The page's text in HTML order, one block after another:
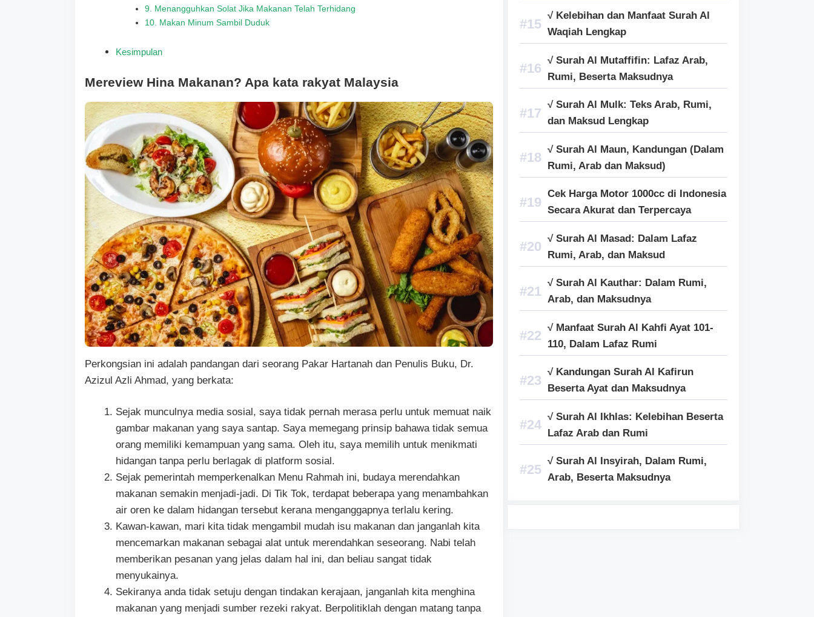
9. Menangguhkan Solat Jika Makanan Telah Terhidang
10. Makan Minum Sambil Duduk
Kesimpulan
Mereview Hina Makanan? Apa kata rakyat Malaysia
Perkongsian ini adalah pandangan dari seorang Pakar Hartanah dan Penulis Buku, Dr.
Azizul Azli Ahmad, yang berkata:
Sejak munculnya media sosial, saya tidak pernah merasa perlu untuk memuat naik
gambar makanan yang saya santap. Saya memegang prinsip bahawa tidak semua
orang memiliki kemampuan yang sama. Oleh itu, saya memilih untuk menikmati
hidangan tanpa perlu berlagak di platform sosial.
Sejak pemerintah memperkenalkan Menu Rahmah ini, budaya merendahkan
makanan semakin menjadi-jadi. Di Tik Tok, terdapat beberapa yang menambahkan
air oren ke dalam hidangan tersebut kerana menganggapnya terlalu kering.
Kawan-kawan, mari kita tidak mengambil mudah isu makanan dan janganlah kita
mencemarkan makanan sebagai alat untuk merendahkan seseorang. Nabi telah
memberikan pesanan yang jelas dalam hal ini, dan beliau sangat tidak
menyukainya.
Sekiranya anda tidak setuju dengan tindakan kerajaan, janganlah kita menghina
makanan yang menjadi sumber rezeki rakyat. Berpolitiklah dengan matang tanpa
√ Kelebihan dan Manfaat Surah Al
Waqiah Lengkap
√ Surah Al Mutaffifin: Lafaz Arab,
Rumi, Beserta Maksudnya
√ Surah Al Mulk: Teks Arab, Rumi,
dan Maksud Lengkap
√ Surah Al Maun, Kandungan (Dalam
Rumi, Arab dan Maksud)
Cek Harga Motor 1000cc di Indonesia
Secara Akurat dan Terpercaya
√ Surah Al Masad: Dalam Lafaz
Rumi, Arab, dan Maksud
√ Surah Al Kauthar: Dalam Rumi,
Arab, dan Maksudnya
√ Manfaat Surah Al Kahfi Ayat 101-
110, Dalam Lafaz Rumi
√ Kandungan Surah Al Kafirun
Beserta Ayat dan Maksudnya
√ Surah Al Ikhlas: Kelebihan Beserta
Lafaz Arab dan Rumi
√ Surah Al Insyirah, Dalam Rumi,
Arab, Beserta Maksudnya